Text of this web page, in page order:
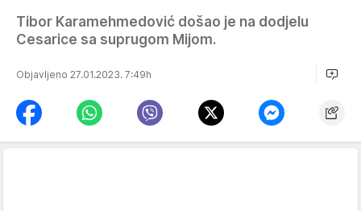
Tibor Karamehmedović došao je na dodjelu
Cesarice sa suprugom Mijom.
Objavljeno 27.01.2023. 7:49h